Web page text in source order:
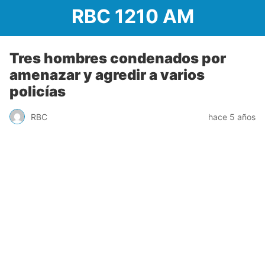
RBC 1210 AM
Tres hombres condenados por
amenazar y agredir a varios
policías
RBC hace 5 años